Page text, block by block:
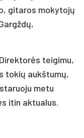
gitaros mokytojų
teigimu,
tokių aukštumų,
metu
itin aktualus.